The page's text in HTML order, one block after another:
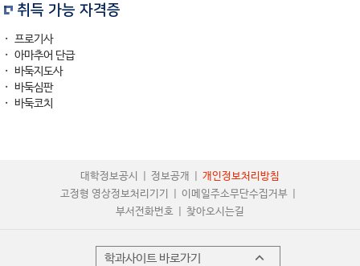
취득 가능 자격증
프로기사
아마추어 단급
바둑지도사
바둑심판
바둑코치
대학정보공시 정보공개
개인정보처리방침
고정형 영상정보처리기기
이메일주소무단수집거부
부서전화번호
찾아오시는길
학과사이트 바로가기